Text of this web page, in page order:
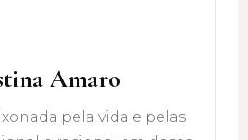
Amaro
pela vida e pelas